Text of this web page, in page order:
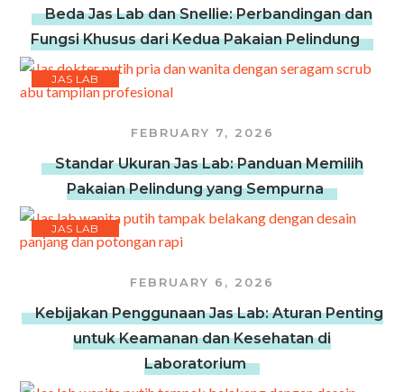
Beda Jas Lab dan Snellie: Perbandingan dan
Fungsi Khusus dari Kedua Pakaian Pelindung
JAS LAB
FEBRUARY 7, 2026
Standar Ukuran Jas Lab: Panduan Memilih
Pakaian Pelindung yang Sempurna
JAS LAB
FEBRUARY 6, 2026
Kebijakan Penggunaan Jas Lab: Aturan Penting
untuk Keamanan dan Kesehatan di
Laboratorium